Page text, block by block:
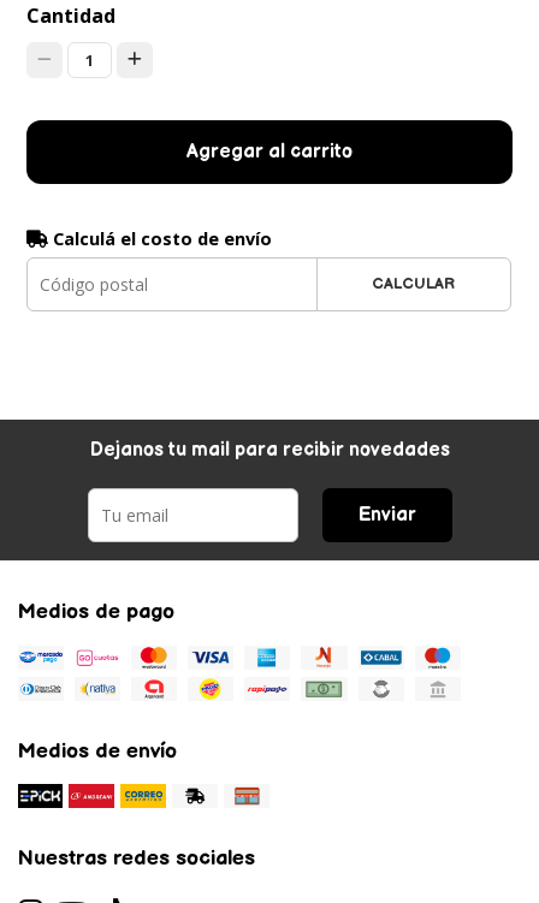
Cantidad
1
Agregar al carrito
Calculá el costo de envío
CALCULAR
Dejanos tu mail para recibir novedades
Enviar
Medios de pago
Medios de envío
Nuestras redes sociales